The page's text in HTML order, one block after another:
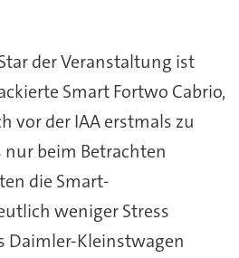
der Veranstaltung ist
Smart Fortwo Cabrio,
vor der IAA erstmals zu
nur beim Betrachten
die Smart-
weniger Stress
Daimler-Kleinstwagen